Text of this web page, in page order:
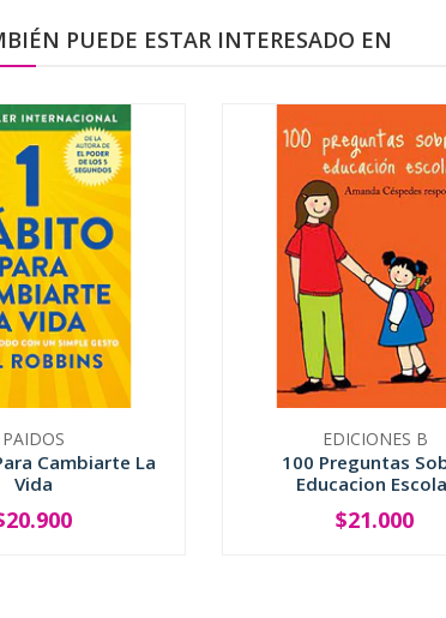
PUEDE ESTAR INTERESADO EN
PAIDOS
Cambiarte La
Vida
+
EDICIONES B
100 Preguntas
Educacion
+
$21.000